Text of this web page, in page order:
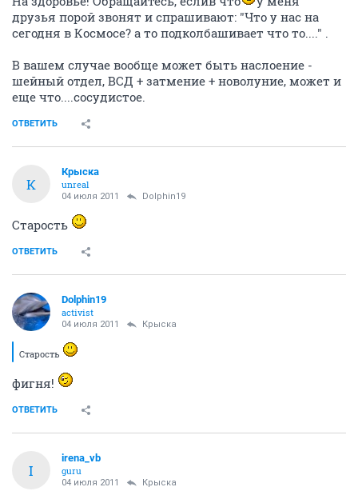
друзья порой звонят и спрашивают: "Что у нас на
сегодня в Космосе? а то подколбашивает что то...." .
В вашем случае вообще может быть наслоение -
шейный отдел, ВСД + затмение + новолуние, может и
еще что....сосудистое.
ОТВЕТИТЬ
К
Крыска
unreal
04 июля 2011 Dolphin19
Старость
ОТВЕТИТЬ
Dolphin19
activist
04 июля 2011 Крыска
Старость
фигня!
ОТВЕТИТЬ
I
irena_vb
guru
04 июля 2011 Крыска